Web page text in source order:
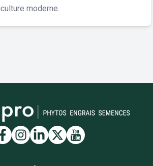
moderne.
Lien vers la page
Lien vers la page
Lien vers la page
Lien vers la
Lien vers la